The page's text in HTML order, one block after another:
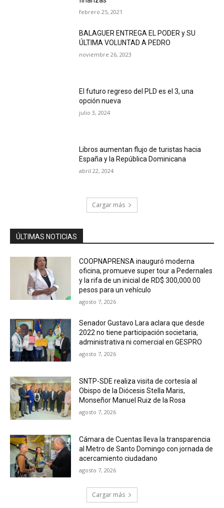
febrero 25, 2021
BALAGUER ENTREGA EL PODER y SU
ÚLTIMA VOLUNTAD A PEDRO
noviembre 26, 2023
El futuro regreso del PLD es el 3, una
opción nueva
julio 3, 2024
Libros aumentan flujo de turistas hacia
España y la República Dominicana
abril 22, 2024
Cargar más
ÚLTIMAS NOTICIAS
COOPNAPRENSA inauguró moderna
oficina, promueve super tour a Pedernales
y la rifa de un inicial de RD$ 300,000.00
pesos para un vehículo
agosto 7, 2026
Senador Gustavo Lara aclara que desde
2022 no tiene participación societaria,
administrativa ni comercial en GESPRO
agosto 7, 2026
SNTP-SDE realiza visita de cortesía al
Obispo de la Diócesis Stella Maris,
Monseñor Manuel Ruiz de la Rosa
agosto 7, 2026
Cámara de Cuentas lleva la transparencia
al Metro de Santo Domingo con jornada de
acercamiento ciudadano
agosto 7, 2026
Cargar más